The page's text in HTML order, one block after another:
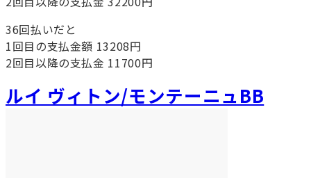
36回払いだと
1回目の支払金額 13208円
2回目以降の支払金 11700円
ルイ ヴィトン/モンテーニュBB